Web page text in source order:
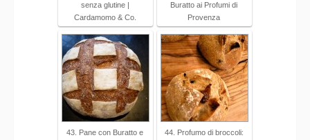
senza glutine |
Cardamomo & Co.
Buratto ai Profumi di
Provenza
43. Pane con Buratto e
44. Profumo di broccoli: